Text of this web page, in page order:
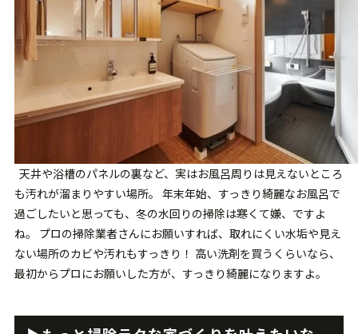
天井や浴槽のパネルの裏など、実はお風呂周りは見えないところ
も汚れが溜まりやすい場所。 年末年始、すっきり綺麗なお風呂で
過ごしたいと思っても、冬の水回りの掃除は寒くて嫌、ですよ
ね。 プロの掃除業者さんにお願いすれば、取れにくい水垢や見え
ない場所のカビや汚れもすっきり！ 高い洗剤を買うくらいなら、
最初からプロにお願いした方が、すっきり綺麗になりますよ。